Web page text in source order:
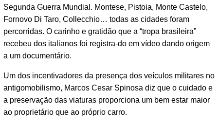
Segunda Guerra Mundial. Montese, Pistoia, Monte Castelo,
Fornovo Di Taro, Collecchio… todas as cidades foram
percorridas. O carinho e gratidão que a “tropa brasileira”
recebeu dos italianos foi registra-do em vídeo dando origem
a um documentário.
Um dos incentivadores da presença dos veículos militares no
antigomobilismo, Marcos Cesar Spinosa diz que o cuidado e
a preservação das viaturas proporciona um bem estar maior
ao proprietário que ao próprio carro.